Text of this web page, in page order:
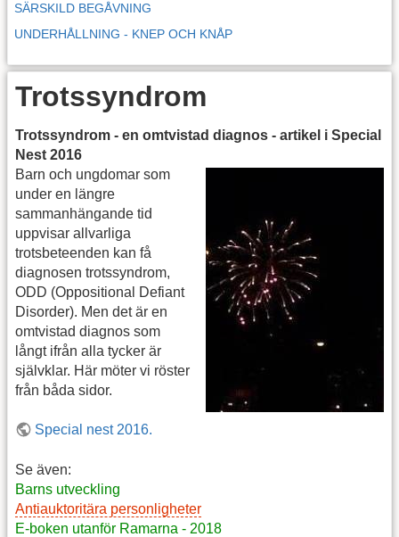
SÄRSKILD BEGÅVNING
UNDERHÅLLNING - KNEP OCH KNÅP
Trotssyndrom
Trotssyndrom - en omtvistad diagnos - artikel i Special
Nest 2016
Barn och ungdomar som
under en längre
sammanhängande tid
uppvisar allvarliga
trotsbeteenden kan få
diagnosen trotssyndrom,
ODD (Oppositional Defiant
Disorder). Men det är en
omtvistad diagnos som
långt ifrån alla tycker är
självklar. Här möter vi röster
från båda sidor.
Special nest 2016.
Se även:
Barns utveckling
Antiauktoritära personligheter
E-boken utanför Ramarna - 2018